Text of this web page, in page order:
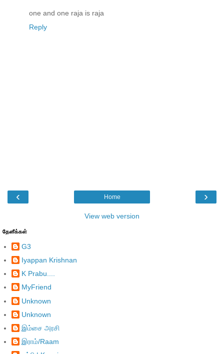
one and one raja is raja
Reply
‹ ›
Home
View web version
தேனீக்கள்
G3
Iyappan Krishnan
K Prabu....
MyFriend
Unknown
Unknown
இம்சை அரசி
இராம்/Raam